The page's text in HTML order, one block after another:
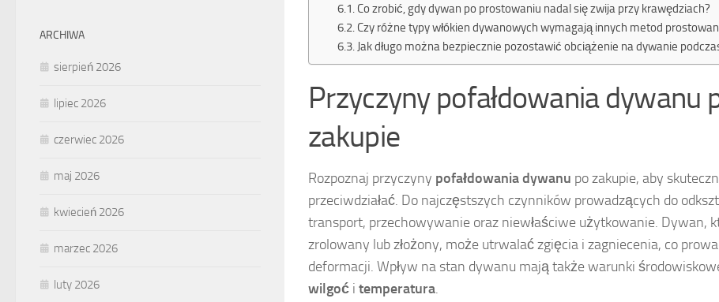
Co zrobić, gdy dywan po prostowaniu nadal się zwija przy krawędziach?
Czy różne typy włókien dywanowych wymagają innych metod
Jak długo można bezpiecznie pozostawić obciążenie na dywanie
Przyczyny pofałdowania dywanu
zakupie
Rozpoznaj przyczyny pofałdowania dywanu po zakupie, aby
przeciwdziałać. Do najczęstszych czynników prowadzących do
transport, przechowywanie oraz niewłaściwe użytkowanie. Dywan,
zrolowany lub złożony, może utrwalać zgięcia i zagniecenia, co
deformacji. Wpływ na stan dywanu mają także warunki
wilgoć i temperatura.
ARCHIWA
sierpień 2026
lipiec 2026
czerwiec 2026
maj 2026
kwiecień 2026
marzec 2026
luty 2026